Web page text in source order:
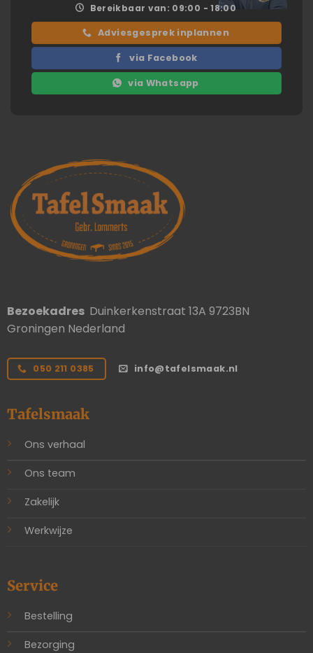
Bereikbaar van: 09:00 - 18:00
Adviesgesprek inplannen
via Facebook
via Whatsapp
Bezoekadres Duinkerkenstraat 13A 9723BN
Groningen Nederland
050 211 0385 info@tafelsmaak.nl
Tafelsmaak
Ons verhaal
Ons team
Zakelijk
Werkwijze
Service
Bestelling
Bezorging